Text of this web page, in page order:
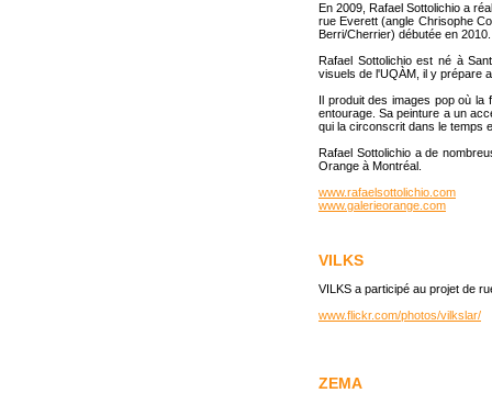
En 2009, Rafael Sottolichio a
rue Everett (angle Chrisophe
Berri/Cherrier) débutée en 2010.
Rafael Sottolichio est né à
visuels de l'UQÀM, il y prépare
Il produit des images pop où
entourage. Sa peinture a un
qui la circonscrit dans le temps
Rafael Sottolichio a de
Orange à Montréal.
www.rafaelsottolichio.com
www.galerieorange.com
VILKS
VILKS a participé au projet de
www.flickr.com/photos/vilkslar/
ZEMA